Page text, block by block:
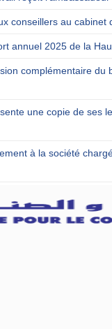
conseillers au cabinet
annuel 2025 de la
complémentaire du
une copie de ses
à la société